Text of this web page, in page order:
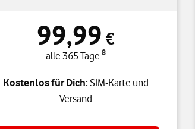
99,99 €
alle 365 Tage8
Kostenlos für Dich: SIM-Karte und
Versand